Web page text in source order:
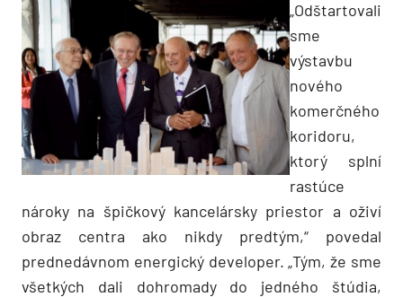
„Odštartovali
sme
výstavbu
nového
komerčného
koridoru,
ktorý splní
rastúce
nároky na špičkový kancelársky priestor a oživí
obraz centra ako nikdy predtým,“ povedal
prednedávnom energický developer. „Tým, že sme
všetkých dali dohromady do jedného štúdia,